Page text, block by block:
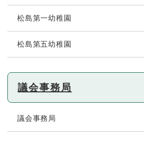
松島第一幼稚園
松島第五幼稚園
議会事務局
議会事務局